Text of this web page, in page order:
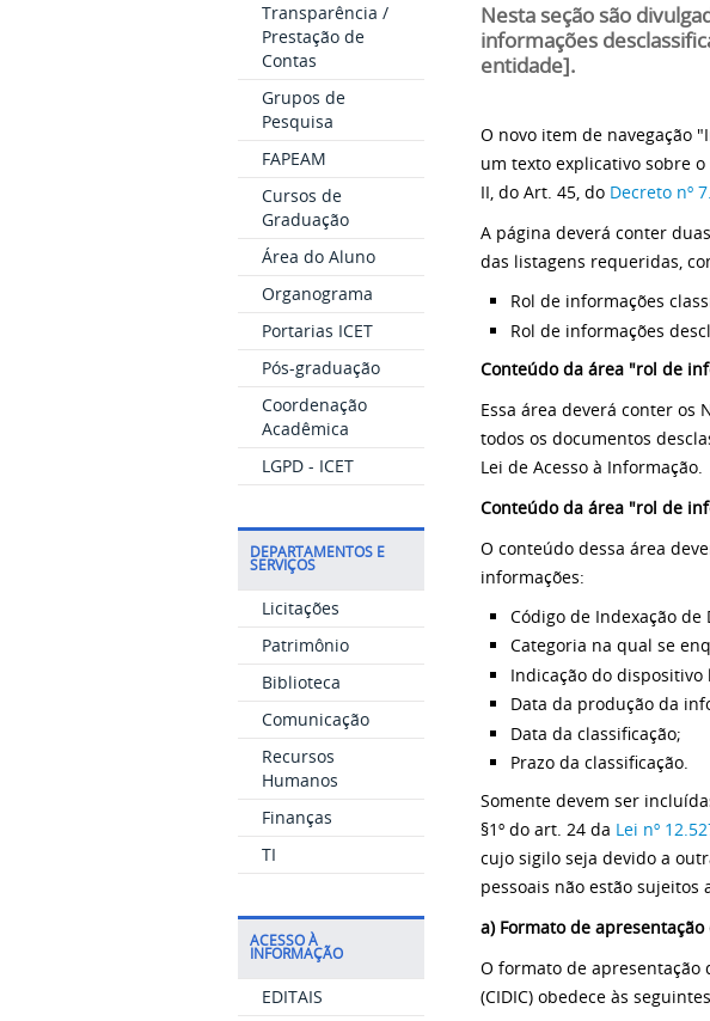
Transparência /
Prestação de
Contas
Grupos de
Pesquisa
FAPEAM
Cursos de
Graduação
Área do Aluno
Organograma
Portarias ICET
Pós-graduação
Coordenação
Acadêmica
LGPD - ICET
DEPARTAMENTOS E
SERVIÇOS
Licitações
Patrimônio
Biblioteca
Comunicação
Recursos
Humanos
Finanças
TI
ACESSO À
INFORMAÇÃO
EDITAIS
Nesta seção são
informações
entidade].
O novo item de navegação
um texto explicativo sobre
II, do Art. 45, do Decreto nº
A página deverá conter
das listagens requeridas,
Rol de informações
Rol de informações
Conteúdo da área "rol de
Essa área deverá conter os
todos os documentos
Lei de Acesso à Informação.
Conteúdo da área "rol de
O conteúdo dessa área
informações:
Código de Indexação de
Categoria na qual se
Indicação do
Data da produção da
Data da classificação;
Prazo da classificação.
Somente devem ser
§1º do art. 24 da Lei nº
cujo sigilo seja devido a
pessoais não estão sujeitos
a) Formato de apresentação
O formato de apresentação
(CIDIC) obedece às